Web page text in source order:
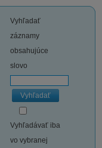
Vyhľadať
záznamy
obsahujúce
slovo
Vyhľadať
Vyhľadávať iba
vo vybranej